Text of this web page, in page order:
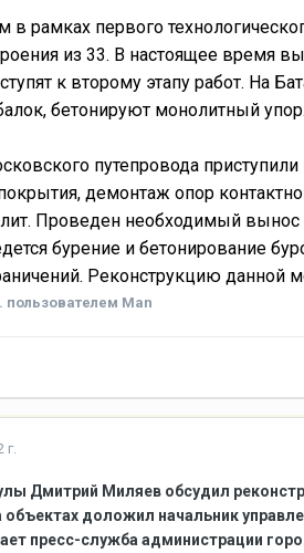
рамках первого
из 33. В настоящее время
к второму этапу работ. На
бетонируют монолитный
путепровода
демонтаж опор
Проведен необходимый
бурение и бетонирование
Реконструкцию
пользователем Man
г.
Дмитрий Миляев обсудил
объектах доложил начальник
пресс-служба администрации